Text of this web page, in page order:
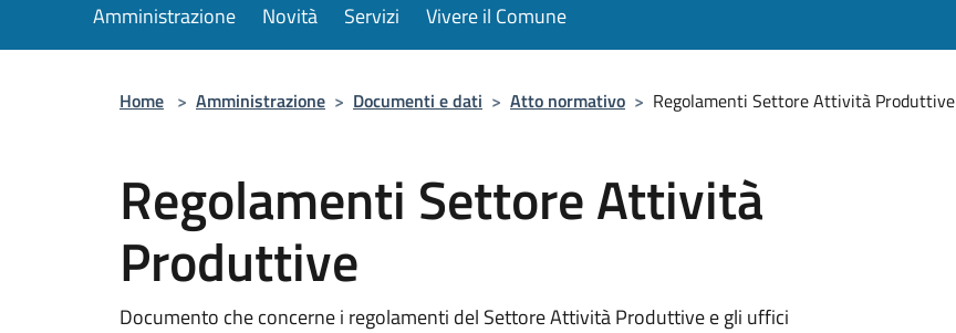
Amministrazione Novità Servizi Vivere il Comune
Home > Amministrazione > Documenti e dati > Atto normativo > Regolamenti Settore Attività Produttive
Regolamenti Settore Attività
Produttive
Documento che concerne i regolamenti del Settore Attività Produttive e gli uffici